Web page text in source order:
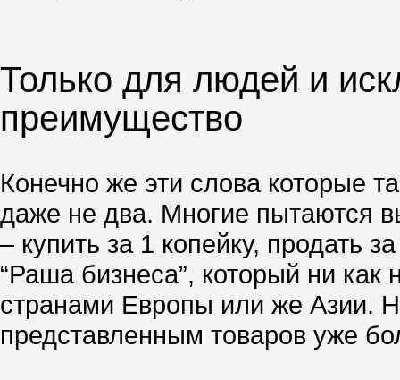
Только для людей и
преимущество
Конечно же эти слова которые
даже не два. Многие пытаются
– купить за 1 копейку, продать
“Раша бизнеса”, который ни
странами Европы или же Азии.
представленным товаров уже